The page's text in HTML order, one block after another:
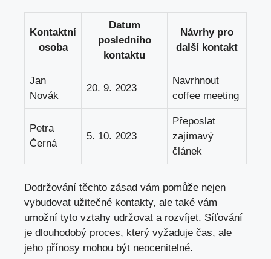
Kontaktní
osoba
Datum
⁤posledního
kontaktu
Návrhy pro
další kontakt
Jan⁢
Novák
20. 9. 2023
Navrhnout
coffee meeting
Petra
Černá
5. 10. 2023
Přeposlat
zajímavý
článek
Dodržování těchto zásad vám pomůže nejen
vybudovat užitečné kontakty, ale⁣ také ⁣vám​
umožní​ tyto vztahy udržovat a rozvíjet. Síťování
je dlouhodobý proces, který vyžaduje čas, ​ale
jeho ⁢přínosy mohou‍ být neocenitelné.